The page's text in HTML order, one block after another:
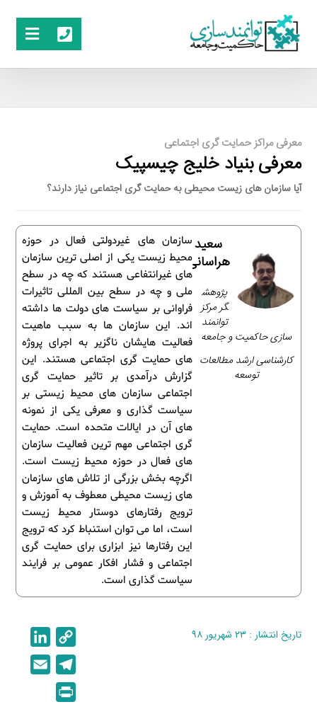
معرفی مراکز حمایت گری اجتماعی
معرفی بنیاد خلیج چیسپیک
آیا سازمان های زیست محیطی به حمایت گری اجتماعی نیاز دارند؟
سازمان های غیردولتی فعال در حوزه
محیط زیست یکی از اصلی ترین سازمان
های غیرانتفاعی هستند که چه در سطح
ملی و چه در سطح بین المللی تاثیرات
فراوانی بر سیاست های دولت ها داشته
اند. این سازمان ها به سبب ماهیت
فعالیت هایشان ناگزیر به اجرای پروژه
های حمایت گری اجتماعی هستند. این
گزارش درآمدی بر تاثیر حمایت گری
اجتماعی سازمان های محیط زیستی بر
سیاست گذاری و معرفی یکی از نمونه
های آن در ایالات متحده است. حمایت
گری اجتماعی مهم ترین فعالیت سازمان
های فعال در حوزه محیط زیست است.
اگرچه بخش بزرگی از تلاش های سازمان
های زیست محیطی معطوف به آموزش و
ترویج رفتارهای دوستار محیط زیست
است، اما می توان استنباط کرد که ترویج
این رفتارها نیز ابزاری برای حمایت گری
اجتماعی و فشار افکار عمومی بر فرایند
سیاست گذاری است.
سعید
هراسانی
پژوهش
گر مرکز
توانمند
سازی حاکمیت و جامعه
کارشناسی ارشد مطالعات
توسعه
تاریخ انتشار : ۲۳ شهریور ۹۸
o
p
y
i
n
e
l